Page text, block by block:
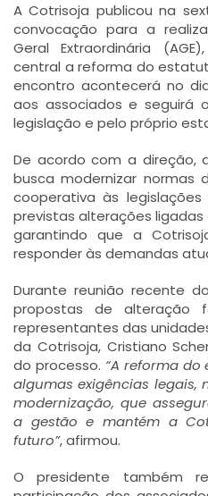
A Cotrisoja publicou na
convocação para a
Geral Extraordinária
central a reforma do
encontro acontecerá no
aos associados e seguirá
legislação e pelo próprio
De acordo com a direção,
busca modernizar normas
cooperativa às
previstas alterações
garantindo que a
responder às demandas
Durante reunião recente
propostas de alteração
representantes das
da Cotrisoja, Cristiano
do processo. “A reforma
algumas exigências legais,
modernização, que
a gestão e mantém a
futuro”, afirmou.
O presidente também